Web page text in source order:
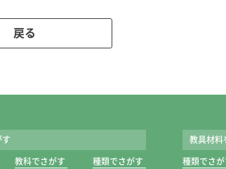
発行
●大き
●色：
●色：
・学
・上
戻る
す
教科でさがす 種類でさがす
教具材料
種類でさが